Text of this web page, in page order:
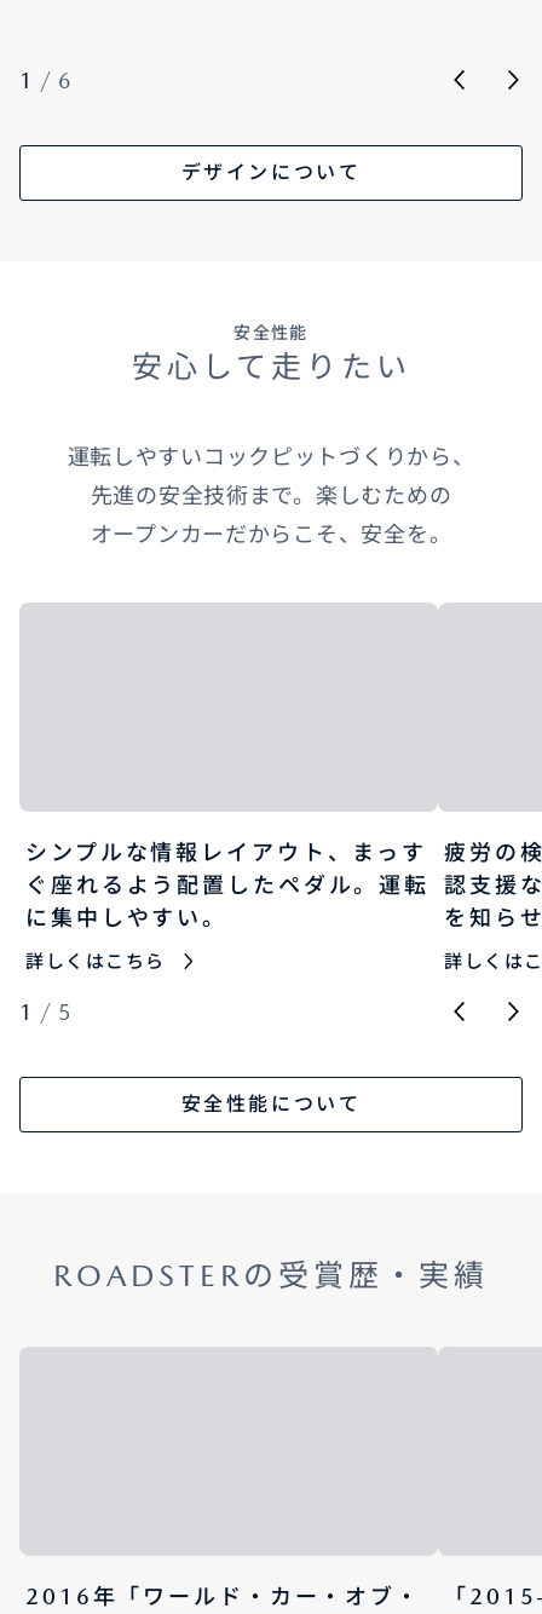
1 / 6
デザインについて
安全性能
安心して走りたい
運転しやすいコックピットづくりから、
先進の安全技術まで。楽しむための
オープンカーだからこそ、安全を。
シンプルな情報レイアウト、まっす
ぐ座れるよう配置したペダル。運転
に集中しやすい。
詳しくはこちら
疲労の
認支援
を知ら
詳しくは
1 / 5
安全性能について
ROADSTERの受賞歴・実績
2016年「ワールド・カー・オブ・
「